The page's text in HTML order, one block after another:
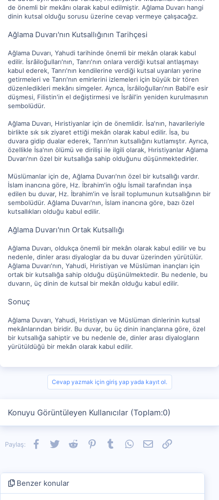
de önemli bir mekânı olarak kabul edilmiştir. Ağlama Duvarı hangi
dinin kutsal olduğu sorusu üzerine cevap vermeye çalışacağız.
Ağlama Duvarı'nın Kutsallığının Tarihçesi
Ağlama Duvarı, Yahudi tarihinde önemli bir mekân olarak kabul
edilir. İsrâiloğulları'nın, Tanrı'nın onlara verdiği kutsal antlaşmayı
kabul ederek, Tanrı'nın kendilerine verdiği kutsal uyarıları yerine
getirmeleri ve Tanrı'nın emirlerini izlemeleri için büyük bir tören
düzenledikleri mekânı simgeler. Ayrıca, İsrâiloğulları'nın Babil'e esir
düşmesi, Filistin'in el değiştirmesi ve İsrâil'in yeniden kurulmasının
sembolüdür.
Ağlama Duvarı, Hıristiyanlar için de önemlidir. İsa'nın, havarileriyle
birlikte sık sık ziyaret ettiği mekân olarak kabul edilir. İsa, bu
duvara gidip dualar ederek, Tanrı'nın kutsallığını kutlamıştır. Ayrıca,
özellikle İsa'nın ölümü ve dirilişi ile ilgili olarak, Hıristiyanlar Ağlama
Duvarı'nın özel bir kutsallığa sahip olduğunu düşünmektedirler.
Müslümanlar için de, Ağlama Duvarı'nın özel bir kutsallığı vardır.
İslam inancına göre, Hz. İbrahim'in oğlu İsmail tarafından inşa
edilen bu duvar, Hz. İbrahim'in ve İsrail toplumunun kutsallığının bir
sembolüdür. Ağlama Duvarı'nın, İslam inancına göre, bazı özel
kutsallıkları olduğu kabul edilir.
Ağlama Duvarı'nın Ortak Kutsallığı
Ağlama Duvarı, oldukça önemli bir mekân olarak kabul edilir ve bu
nedenle, dinler arası diyaloglar da bu duvar üzerinden yürütülür.
Ağlama Duvarı'nın, Yahudi, Hıristiyan ve Müslüman inançları için
ortak bir kutsallığa sahip olduğu düşünülmektedir. Bu nedenle, bu
duvarın, üç dinin de kutsal bir mekân olduğu kabul edilir.
Sonuç
Ağlama Duvarı, Yahudi, Hıristiyan ve Müslüman dinlerinin kutsal
mekânlarından biridir. Bu duvar, bu üç dinin inançlarına göre, özel
bir kutsallığa sahiptir ve bu nedenle de, dinler arası diyalogların
yürütüldüğü bir mekân olarak kabul edilir.
Cevap yazmak için giriş yap yada kayıt ol.
Konuyu Görüntüleyen Kullanıcılar (Toplam:0)
Paylaş: Facebook
TwitterReddit PinterestTumblrWhatsApp
E-postaLink
Benzer konular